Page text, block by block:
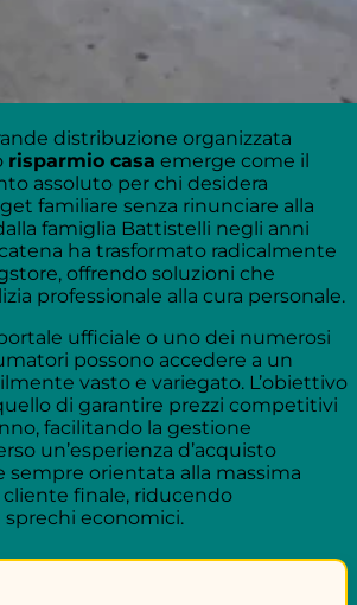
distribuzione organizzata
risparmio casa emerge come il
assoluto per chi desidera
familiare senza rinunciare alla
famiglia Battistelli negli anni
ha trasformato radicalmente
offrendo soluzioni che
professionale alla cura personale.
ufficiale o uno dei numerosi
possono accedere a un
vasto e variegato. L’obiettivo
di garantire prezzi competitivi
facilitando la gestione
un’esperienza d’acquisto
sempre orientata alla massima
finale, riducendo
economici.